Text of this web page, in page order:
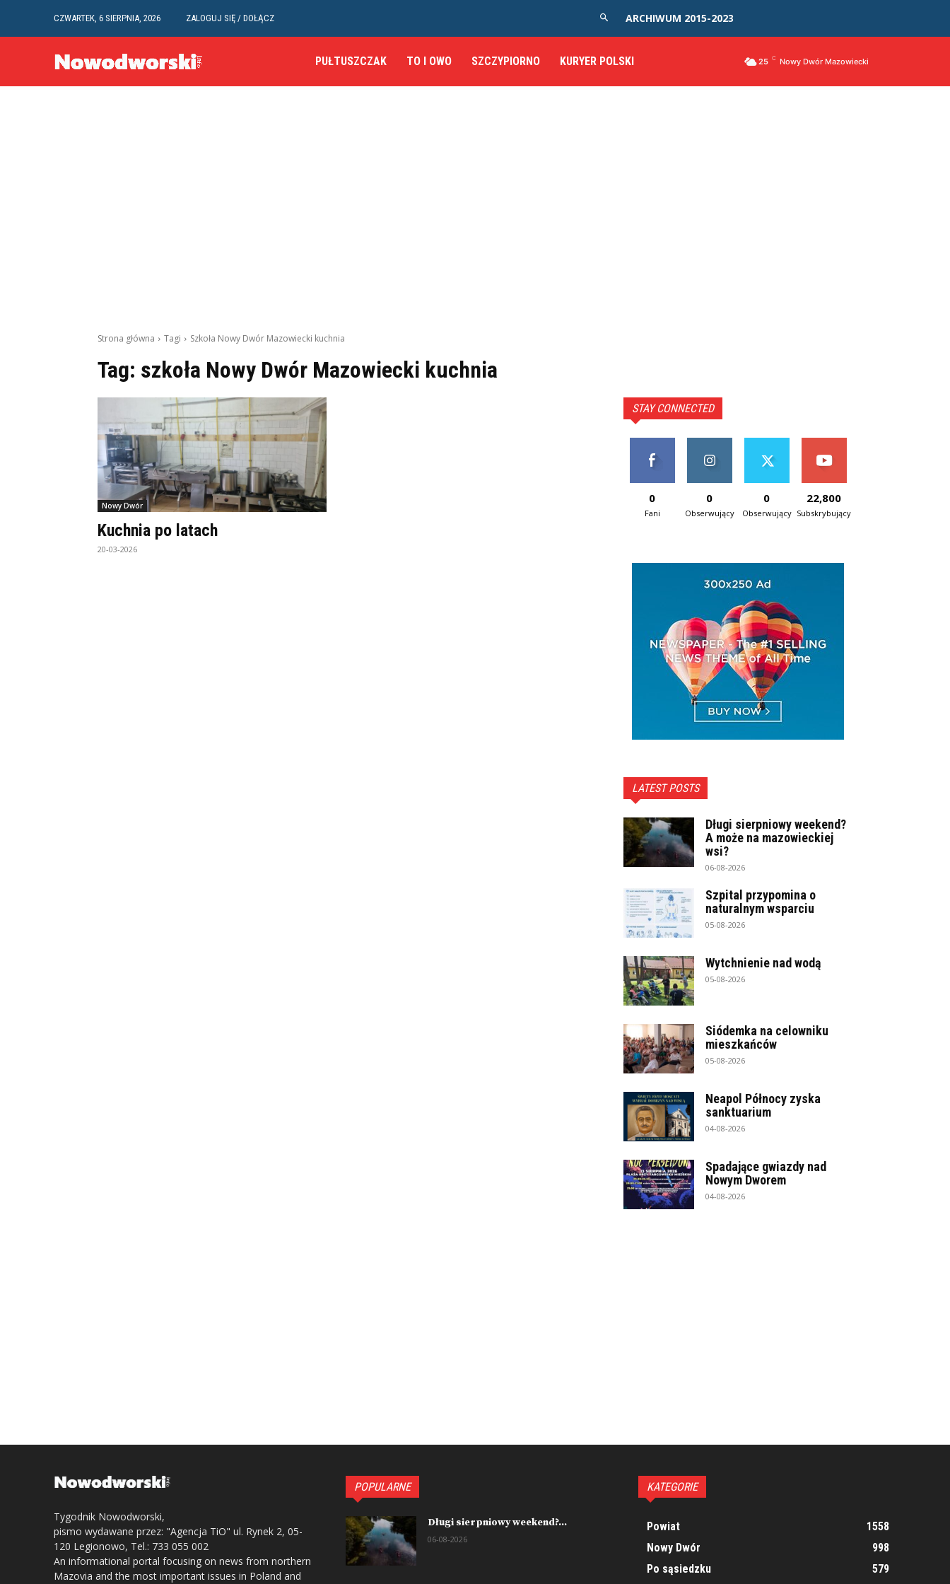
CZWARTEK, 6 SIERPNIA, 2026 ZALOGUJ SIĘ / DOŁĄCZ ARCHIWUM 2015-2023
PUŁTUSZCZAK TO I OWO SZCZYPIORNO KURYER POLSKI 25 C Nowy Dwór Mazowiecki
Strona główna Tagi Szkoła Nowy Dwór Mazowiecki kuchnia
Tag: szkoła Nowy Dwór Mazowiecki kuchnia
Nowy Dwór
Kuchnia po latach
20-03-2026
STAY CONNECTED
0
Fani
0
Obserwujący
0
Obserwujący
22,800
Subskrybujący
LATEST POSTS
Długi sierpniowy weekend?
A może na mazowieckiej
wsi?
06-08-2026
Szpital przypomina o
naturalnym wsparciu
05-08-2026
Wytchnienie nad wodą
05-08-2026
Siódemka na celowniku
mieszkańców
05-08-2026
Neapol Północy zyska
sanktuarium
04-08-2026
Spadające gwiazdy nad
Nowym Dworem
04-08-2026
Tygodnik Nowodworski,
pismo wydawane przez: "Agencja TiO" ul. Rynek 2, 05-
120 Legionowo, Tel.: 733 055 002
An informational portal focusing on news from northern
Mazovia and the most important issues in Poland and
POPULARNE
Długi sierpniowy weekend?...
06-08-2026
KATEGORIE
Powiat
1558
Nowy Dwór
998
Po sąsiedzku
579